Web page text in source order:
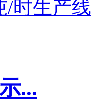
/时生产线
...